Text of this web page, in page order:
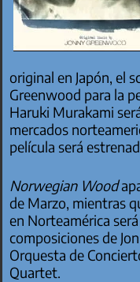
original en Japón, el
Greenwood para la
Haruki Murakami
mercados
película será
Norwegian Wood
de Marzo, mientras
en Norteamérica
composiciones de
Orquesta de
Quartet.